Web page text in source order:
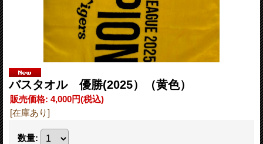
バスタオル 優勝(2025）（黄色）
販売価格: 4,000円(税込)
[在庫あり]
数量: